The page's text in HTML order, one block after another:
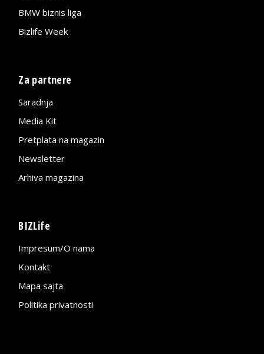
BMW biznis liga
Bizlife Week
Za partnere
Saradnja
Media Kit
Pretplata na magazin
Newsletter
Arhiva magazina
BIZLife
Impresum/O nama
Kontakt
Mapa sajta
Politika privatnosti